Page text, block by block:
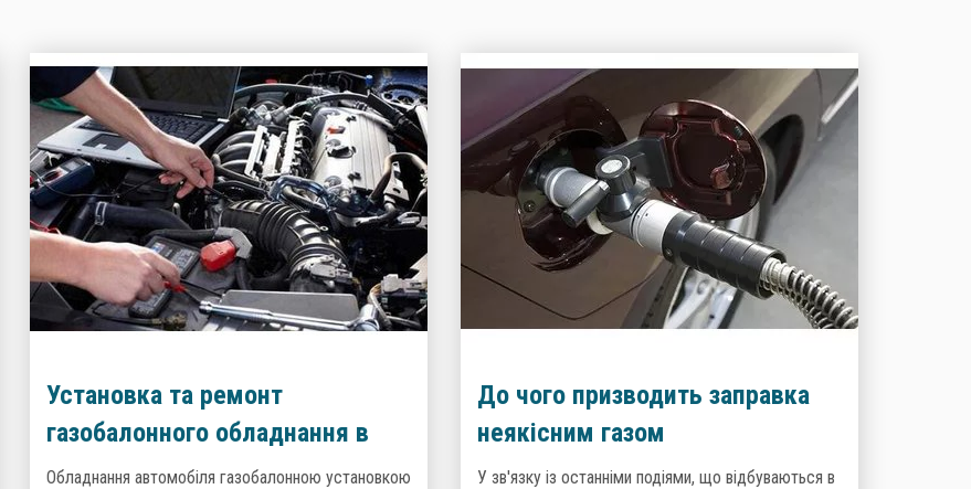
Установка та ремонт
газобалонного обладнання в
компанії ГБО-Сервіс
Обладнання автомобіля газобалонною установкою
До чого призводить заправка
неякісним газом
У зв'язку із останніми подіями, що відбуваються в